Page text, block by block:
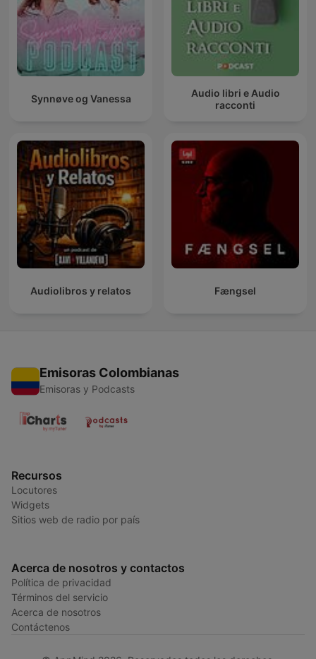
Synnøve og Vanessa
Audio libri e Audio
racconti
Audiolibros y relatos Fængsel
Emisoras Colombianas
Emisoras y Podcasts
Recursos
Locutores
Widgets
Sitios web de radio por país
Acerca de nosotros y contactos
Política de privacidad
Términos del servicio
Acerca de nosotros
Contáctenos